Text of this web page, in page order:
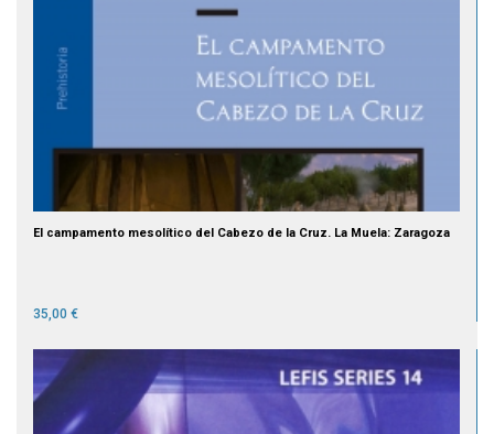
El campamento mesolítico del Cabezo de la Cruz. La Muela: Zaragoza
35,00 €